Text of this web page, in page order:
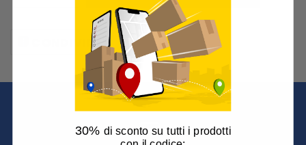
CONDIVIDI CONDIVIDI
SU
FACEBOOK
30% di sconto su tutti i prodotti